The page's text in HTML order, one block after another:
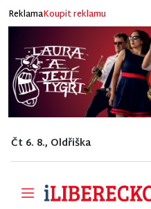
ReklamaKoupit reklamu
Čt 6. 8., Oldřiška